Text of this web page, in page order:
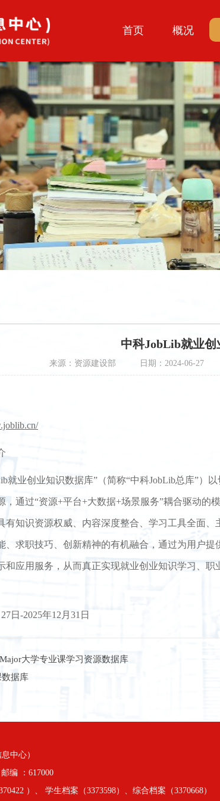
首页 概况
中科JobLib就业创
来源：资源建设部 日期：2024-06-27
就业创业知识数据库”（简称“中科JobLib总库”）
，通过“资源+平台+大数据+场景服务”耦合驱动的
有知识资源权威、内容深度整合、学习工具全面、
、求职技巧、创新精神的有机融合，通过为用户
和应用服务，从而真正实现就业创业知识学习、职
日-2025年12月31日
大学专业课学习资源数据库
数据库
中心）
编 ：617000
）、 学生档案（3373598）、综合档案（3370668）